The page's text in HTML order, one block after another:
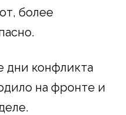
более
дни конфликта
на фронте и